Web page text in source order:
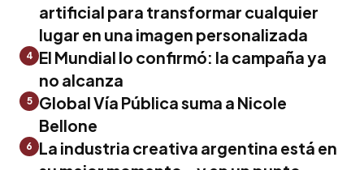
artificial para transformar cualquier
lugar en una imagen personalizada
4 El Mundial lo confirmó: la campaña ya
no alcanza
5
Global Vía Pública suma a Nicole
Bellone
6
La industria creativa argentina está en